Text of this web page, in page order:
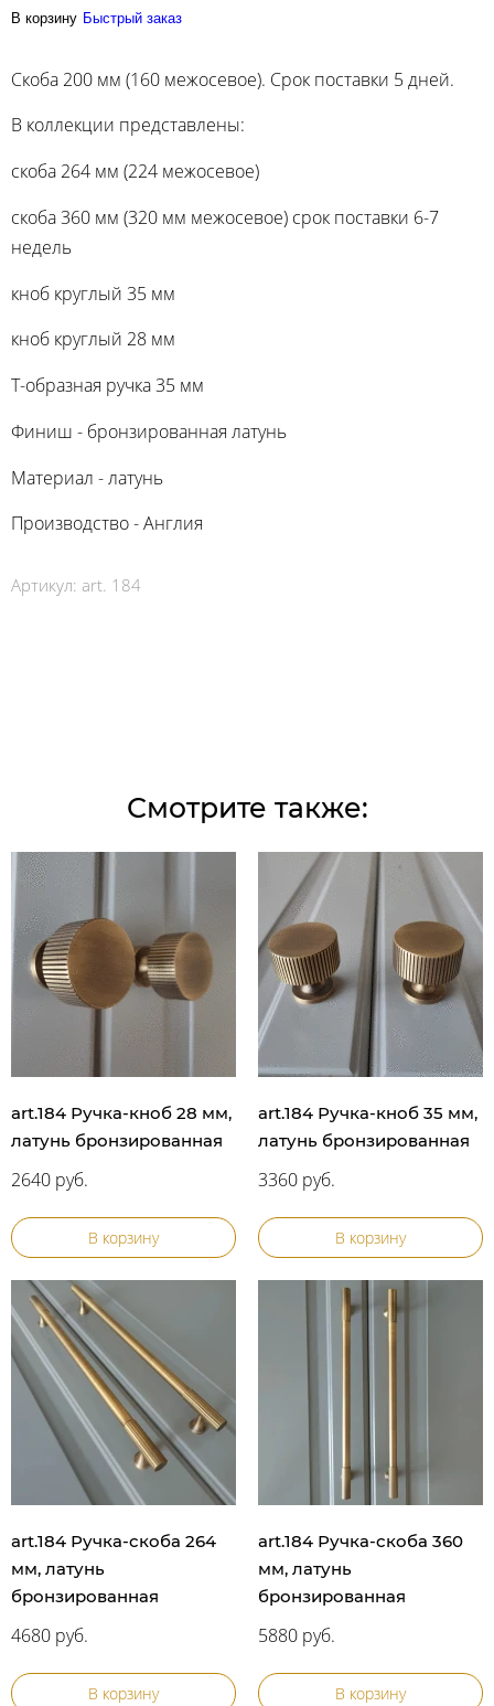
В корзину Быстрый заказ
Скоба 200 мм (160 межосевое). Срок поставки 5 дней.
В коллекции представлены:
скоба 264 мм (224 межосевое)
скоба 360 мм (320 мм межосевое) срок поставки 6-7
недель
кноб круглый 35 мм
кноб круглый 28 мм
Т-образная ручка 35 мм
Финиш - бронзированная латунь
Материал - латунь
Производство - Англия
Артикул: art. 184
Смотрите также:
art.184 Ручка-кноб 28 мм,
латунь бронзированная
2640 руб.
В корзину
art.184 Ручка-кноб 35 мм,
латунь бронзированная
3360 руб.
В корзину
art.184 Ручка-скоба 264
мм, латунь
бронзированная
4680 руб.
В корзину
art.184 Ручка-скоба 360
мм, латунь
бронзированная
5880 руб.
В корзину